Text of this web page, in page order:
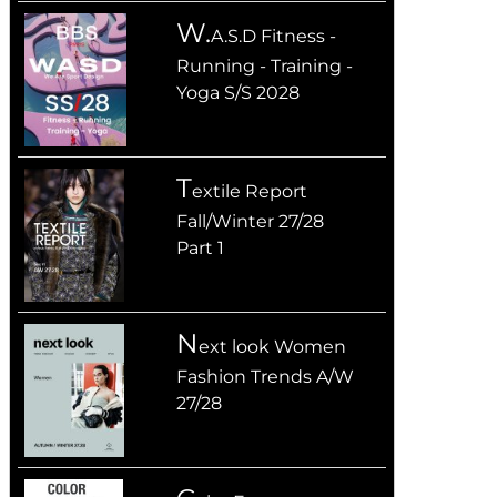
W.A.S.D Fitness -
Running - Training -
Yoga S/S 2028
Textile Report
Fall/Winter 27/28
Part 1
next look Women
Fashion Trends A/W
27/28